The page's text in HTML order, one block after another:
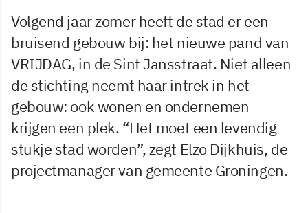
Volgend jaar zomer heeft de stad er een
bruisend gebouw bij: het nieuwe pand van
VRIJDAG, in de Sint Jansstraat. Niet alleen
de stichting neemt haar intrek in het
gebouw: ook wonen en ondernemen
krijgen een plek. “Het moet een levendig
stukje stad worden”, zegt Elzo Dijkhuis, de
projectmanager van gemeente Groningen.